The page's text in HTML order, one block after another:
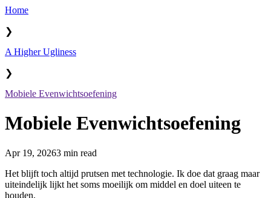
Home
❯
A Higher Ugliness
❯
Mobiele Evenwichtsoefening
Mobiele Evenwichtsoefening
Apr 19, 20263 min read
Het blijft toch altijd prutsen met technologie. Ik doe dat graag maar
uiteindelijk lijkt het soms moeilijk om middel en doel uiteen te
houden.